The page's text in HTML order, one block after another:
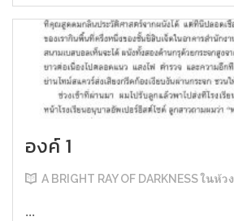
องค์ 1
A BRIGHT RAY OF DARKNESS ใน
...